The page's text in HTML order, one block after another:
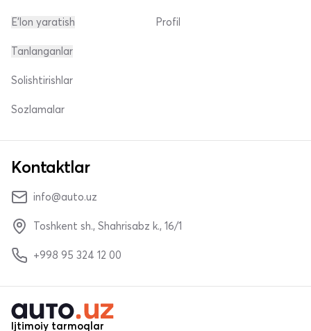
E'lon yaratish Profil
Tanlanganlar
Solishtirishlar
Sozlamalar
Kontaktlar
info@auto.uz
Toshkent sh., Shahrisabz k., 16/1
+998 95 324 12 00
Ijtimoiy tarmoqlar